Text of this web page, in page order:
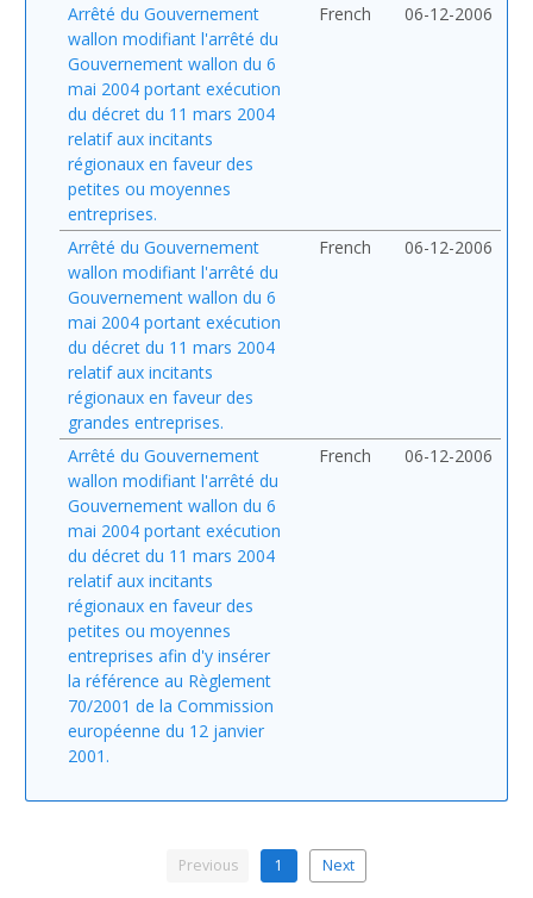
Arrêté du Gouvernement
wallon modifiant l'arrêté du
Gouvernement wallon du 6
mai 2004 portant exécution
du décret du 11 mars 2004
relatif aux incitants
régionaux en faveur des
petites ou moyennes
entreprises.
French 06-12-2006
Arrêté du Gouvernement
wallon modifiant l'arrêté du
Gouvernement wallon du 6
mai 2004 portant exécution
du décret du 11 mars 2004
relatif aux incitants
régionaux en faveur des
grandes entreprises.
French 06-12-2006
Arrêté du Gouvernement
wallon modifiant l'arrêté du
Gouvernement wallon du 6
mai 2004 portant exécution
du décret du 11 mars 2004
relatif aux incitants
régionaux en faveur des
petites ou moyennes
entreprises afin d'y insérer
la référence au Règlement
70/2001 de la Commission
européenne du 12 janvier
2001.
French 06-12-2006
Previous 1 Next